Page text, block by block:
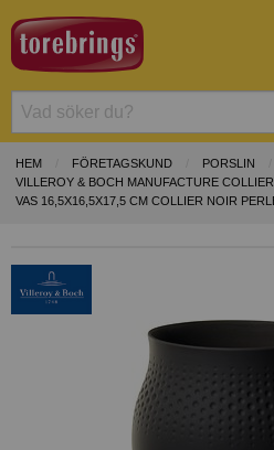
HEM FÖRETAGSKUND
PORSLIN
VILLEROY & BOCH MANUFACTURE
VAS 16,5X16,5X17,5 CM COLLIER NOIR